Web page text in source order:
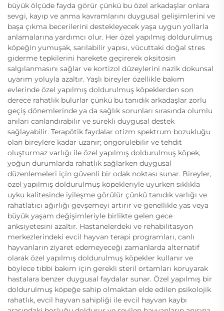
büyük ölçüde fayda görür çünkü bu özel arkadaşlar onlara
sevgi, kayıp ve anma kavramlarını duygusal gelişimlerini ve
başa çıkma becerilerini destekleyecek yaşa uygun yollarla
anlamalarına yardımcı olur. Her özel yapılmış doldurulmuş
köpeğin yumuşak, sarılabilir yapısı, vücuttaki doğal stres
giderme tepkilerini harekete geçirerek oksitosin
salgılanmasını sağlar ve kortizol düzeylerini nazik dokunsal
uyarım yoluyla azaltır. Yaşlı bireyler özellikle bakım
evlerinde özel yapılmış doldurulmuş köpeklerden son
derece rahatlık bulurlar çünkü bu tanıdık arkadaşlar zorlu
geçiş dönemlerinde ya da sağlık sorunları sırasında olumlu
anıları canlandırabilir ve sürekli duygusal destek
sağlayabilir. Terapötik faydalar otizm spektrum bozukluğu
olan bireylere kadar uzanır; öngörülebilir ve tehdit
oluşturmaz varlığı ile özel yapılmış doldurulmuş köpek,
yoğun durumlarda rahatlık sağlarken duygusal
düzenlemeleri için güvenli bir odak noktası sunar. Bireyler,
özel yapılmış doldurulmuş köpekleriyle uyurken sıklıkla
uyku kalitesinde iyileşme görülür çünkü tanıdık varlığı ve
rahatlatıcı ağırlığı gevşemeyi artırır ve genellikle yas veya
büyük yaşam değişimleriyle birlikte gelen gece
anksiyetesini azaltır. Hastanelerdeki ve rehabilitasyon
merkezlerindeki evcil hayvan terapi programları, canlı
hayvanların ziyaret edemeyeceği zamanlarda alternatif
olarak özel yapılmış doldurulmuş köpekler kullanır ve
böylece tıbbi bakım için gerekli steril ortamları koruyarak
hastalara benzer duygusal faydalar sunar. Özel yapılmış bir
doldurulmuş köpeğe sahip olmaktan elde edilen psikolojik
rahatlık, evcil hayvan sahipliği ile evcil hayvan kaybı